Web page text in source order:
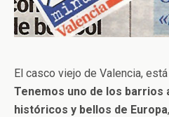
El casco viejo de Valencia,
Tenemos uno de los barrios
históricos y bellos de Europa